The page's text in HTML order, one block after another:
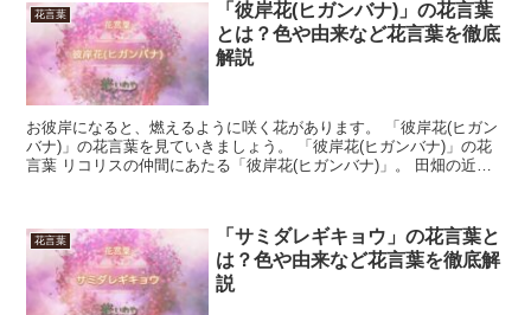
花言葉
「彼岸花(ヒガンバナ)」の花言葉
とは？色や由来など花言葉を徹底
解説
お彼岸になると、燃えるように咲く花があります。 「彼岸花(ヒガン
バナ)」の花言葉を見ていきましょう。 「彼岸花(ヒガンバナ)」の花
言葉 リコリスの仲間にあたる「彼岸花(ヒガンバナ)」。 田畑の近く
花言葉
「サミダレギキョウ」の花言葉と
は？色や由来など花言葉を徹底解
説